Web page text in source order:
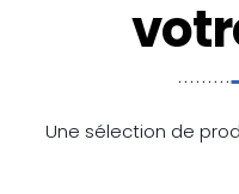
Une sélection de